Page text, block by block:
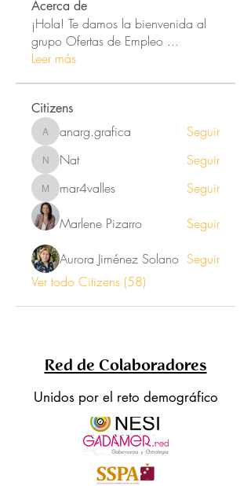
Acerca de
¡Hola! Te damos la bienvenida al
grupo Ofertas de Empleo ...
Leer más
Citizens
anarg.grafica
anarg.grafica Seguir
NatNat Seguir
mar4valles
mar4valles Seguir
Marlene Pizarro Seguir
Aurora Jiménez Solano Seguir
Ver todo Citizens (58)
Red de Colaboradores
Unidos por el reto demográfico